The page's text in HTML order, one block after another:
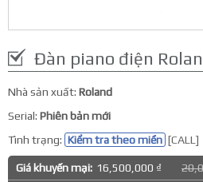
Đàn piano điện
Nhà sản xuất: Roland
Serial: Phiên bản mới
Tình trạng: Kiểm tra theo miền [CALL]
Giá khuyến mại: 16,500,000 ₫